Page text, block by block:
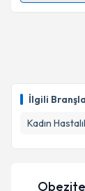
İlgili
Kadın
Op.
E-